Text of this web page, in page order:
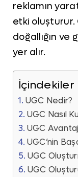
reklamın
etki oluşturur.
doğallığın
yer alır.
İçindekiler
UGC Nedir?
UGC Nasıl
UGC
UGC’nin
UGC
UGC